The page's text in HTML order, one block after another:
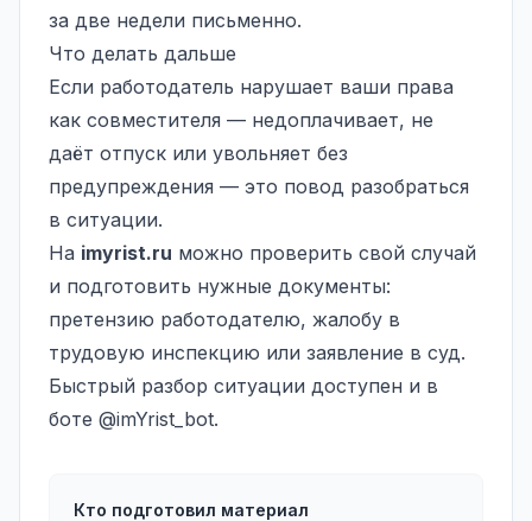
за две недели письменно.
Что делать дальше
Если работодатель нарушает ваши права
как совместителя — недоплачивает, не
даёт отпуск или увольняет без
предупреждения — это повод разобраться
в ситуации.
На imyrist.ru можно проверить свой случай
и подготовить нужные документы:
претензию работодателю, жалобу в
трудовую инспекцию или заявление в суд.
Быстрый разбор ситуации доступен и в
боте @imYrist_bot.
Кто подготовил материал